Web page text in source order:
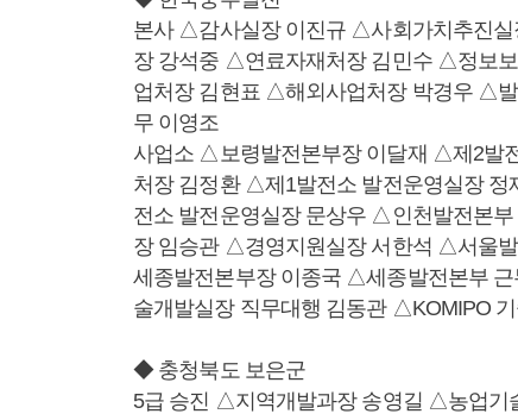
본사 △감사실장 이진규 △사회가치추진
장 강석중 △연료자재처장 김민수 △정보
업처장 김현표 △해외사업처장 박경우 △
무 이영조
사업소 △보령발전본부장 이달재 △제2발
처장 김정환 △제1발전소 발전운영실장
전소 발전운영실장 문상우 △인천발전본
장 임승관 △경영지원실장 서한석 △서울
세종발전본부장 이종국 △세종발전본부
술개발실장 직무대행 김동관 △KOMIPO
◆ 충청북도 보은군
5급 승진 △지역개발과장 송영길 △농업기